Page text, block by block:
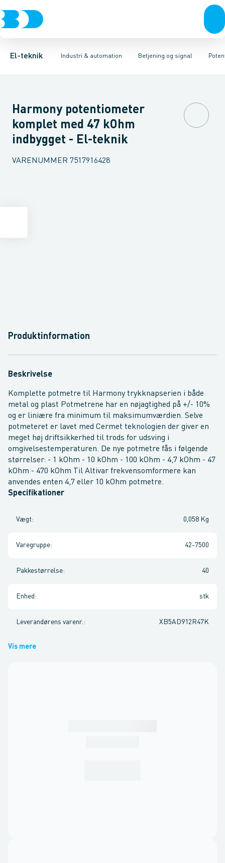
El-teknik Industri & automation
Afbrydere, stikkontakter & lampeudtagForgreningsmateriel
Betjening og signal
Industristiksystemer Frekvensomformere og softstartere
TrykknaphovedLystårn element, optiskTilslutningsmodul
Harmony potentiometer
komplet med 47 kOhm
indbygget - El-teknik
VARENUMMER 7517916428
Produktinformation
Beskrivelse
Komplette potmetre til Harmony trykknapserien i både
metal og plast Potmetrene har en nøjagtighed på +/- 10%
og er liniære fra minimum til maksimumværdien. Selve
potmeteret er lavet med Cermet teknologien der giver en
meget høj driftsikkerhed til trods for udsving i
omgivelsestemperaturen. De nye potmetre fås i følgende
størrelser: - 1 kOhm - 10 kOhm - 100 kOhm - 4,7 kOhm - 47
kOhm - 470 kOhm Til Altivar frekvensomformere kan
anvendes enten 4,7 eller 10 kOhm potmetre.
Specifikationer
Vægt: 0,058 Kg
Varegruppe: 42-7500
Pakkestørrelse: 40
Enhed : stk
Leverandørens varenr. : XB5AD912R47K
Vis mere